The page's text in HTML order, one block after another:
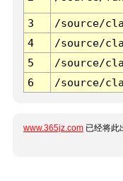
3 /source/
4
/source/
5
/source/
6
/source/
www.365jz.com 已经将此